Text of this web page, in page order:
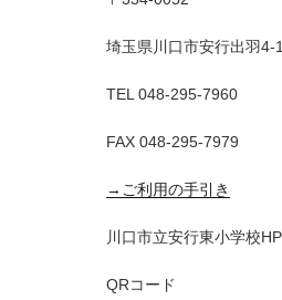
埼玉県川口市安行出羽4-
TEL 048-295-7960
FAX 048-295-7979
→ご利用の手引き
川口市立安行東小学校HP
QRコード